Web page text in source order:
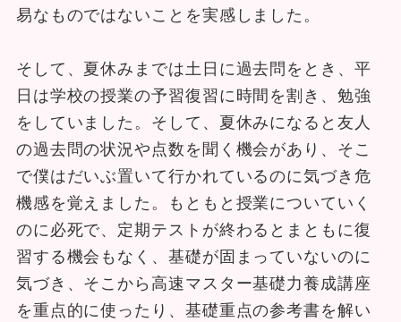
易なものではないことを実感しました。
そして、夏休みまでは土日に過去問をとき、平
日は学校の授業の予習復習に時間を割き、勉強
をしていました。そして、夏休みになると友人
の過去問の状況や点数を聞く機会があり、そこ
で僕はだいぶ置いて行かれているのに気づき危
機感を覚えました。もともと授業についていく
のに必死で、定期テストが終わるとまともに復
習する機会もなく、基礎が固まっていないのに
気づき、そこから高速マスター基礎力養成講座
を重点的に使ったり、基礎重点の参考書を解い